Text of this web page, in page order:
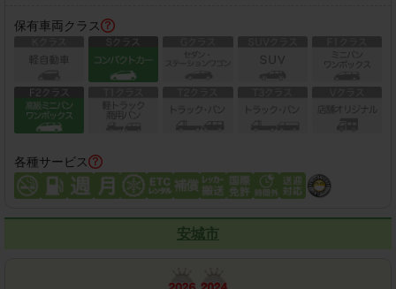
保有車両クラス
各種サービス
安城市